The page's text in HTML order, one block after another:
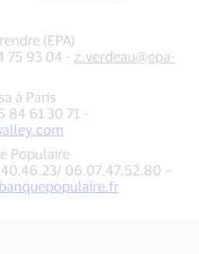
(EPA)
75 93 04 - z.verdeau@epa-
à Paris
84 61 30 71 –
Populaire
06.07.47.52.80 –